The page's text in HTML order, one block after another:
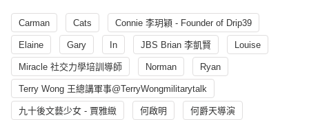
Carman Cats Connie 李玥穎 - Founder of Drip39
Elaine Gary In JBS Brian 李凱賢 Louise
Miracle 社交力學培訓導師 Norman Ryan
Terry Wong 王總講軍事@TerryWongmilitarytalk
九十後文藝少女 - 賈雅緻 何啟明 何爵天導演